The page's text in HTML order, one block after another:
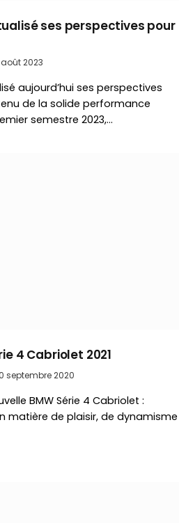
ses perspectives pour
2023
aujourd’hui ses perspectives
de la solide performance
semestre 2023,…
4 Cabriolet 2021
septembre 2020
BMW Série 4 Cabriolet :
matière de plaisir, de dynamisme